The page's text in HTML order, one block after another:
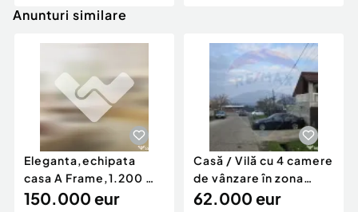
Anunturi similare
Eleganta,echipata
casa A Frame,1.200 mp
teren,deschidere Pia
150.000 eur
Casă / Vilă cu 4 camere
de vânzare în zona
Periferie
62.000 eur